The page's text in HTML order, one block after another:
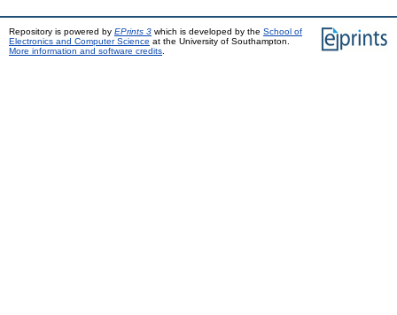
Repository is powered by EPrints 3 which is developed by the School of
Electronics and Computer Science at the University of Southampton.
More information and software credits